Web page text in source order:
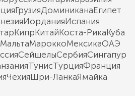
ГрузияДоминиканаЕгипет
ИорданияИспания
КипрКитайКоста-РикаКуба
МальтаМароккоМексикаОАЭ
СейшелыСербияСингапур
ТунисТурцияФранция
ЧехияШри-ЛанкаЯмайка